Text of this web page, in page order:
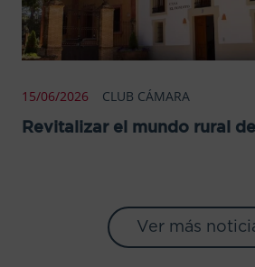
15/06/2026 CLUB CÁMARA
Revitalizar el mundo rural
Ver más